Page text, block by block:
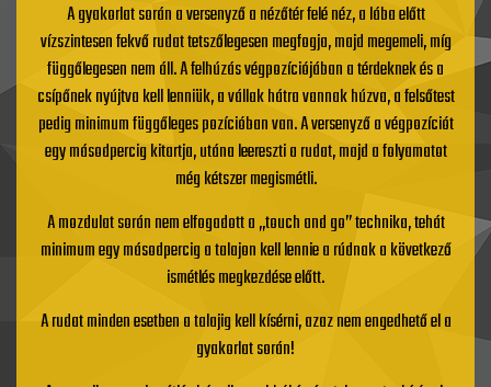
A gyakorlat során a versenyző a nézőtér felé néz, a lába előtt
vízszintesen fekvő rudat tetszőlegesen megfogja, majd megemeli, míg
függőlegesen nem áll. A felhúzás végpozíciójában a térdeknek és a
csípőnek nyújtva kell lenniük, a vállak hátra vannak húzva, a felsőtest
pedig minimum függőleges pozícióban van. A versenyző a végpozíciót
egy másodpercig kitartja, utána leereszti a rudat, majd a folyamatot
még kétszer megismétli.
A mozdulat során nem elfogadott a „touch and go” technika, tehát
minimum egy másodpercig a talajon kell lennie a rúdnak a következő
ismétlés megkezdése előtt.
A rudat minden esetben a talajig kell kísérni, azaz nem engedhető el a
gyakorlat során!